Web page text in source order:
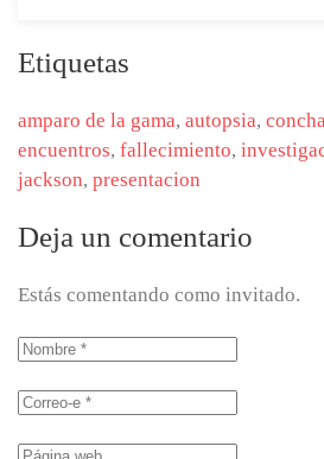
Etiquetas
amparo de la gama, autopsia,
encuentros, fallecimiento,
jackson, presentacion
Deja un comentario
Estás comentando como invitado.